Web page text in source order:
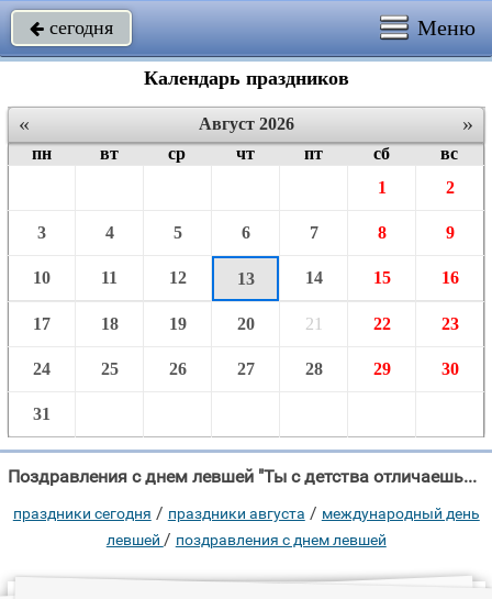
 сегодня Меню
Календарь праздников
« »
Август 2026
пн
вт ср чт пт сб
вс
1
2
3 4 5 6 7 8 9
10 11 12 13 14 15 16
17 18 19 20 21 22 23
24 25 26 27 28 29 30
31
Поздравления с днем левшей "Ты с детства отличаешься всегда от всех, Но может в этом и заключается твой"
праздники сегодня / праздники августа / международный день
левшей / поздравления с днем левшей